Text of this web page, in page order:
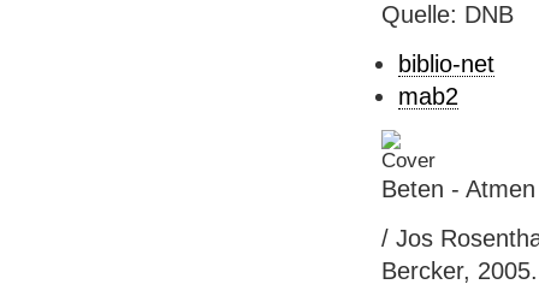
Quelle: DNB
biblio-net
mab2
Beten -
/ Jos
Bercker,